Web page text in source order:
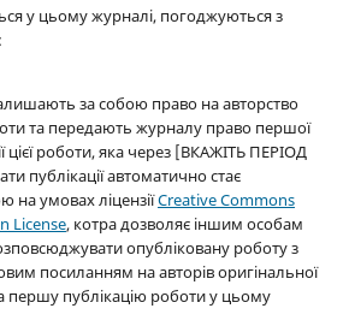
у цьому журналі, погоджуються з
за собою право на авторство
та передають журналу право першої
цієї роботи, яка через [ВКАЖІТЬ ПЕРІОД
публікації автоматично стає
на умовах ліцензіїCreative Commons
License, котра дозволяє іншим особам
опубліковану роботу з
посиланням на авторів оригінальної
першу публікацію роботи у цьому